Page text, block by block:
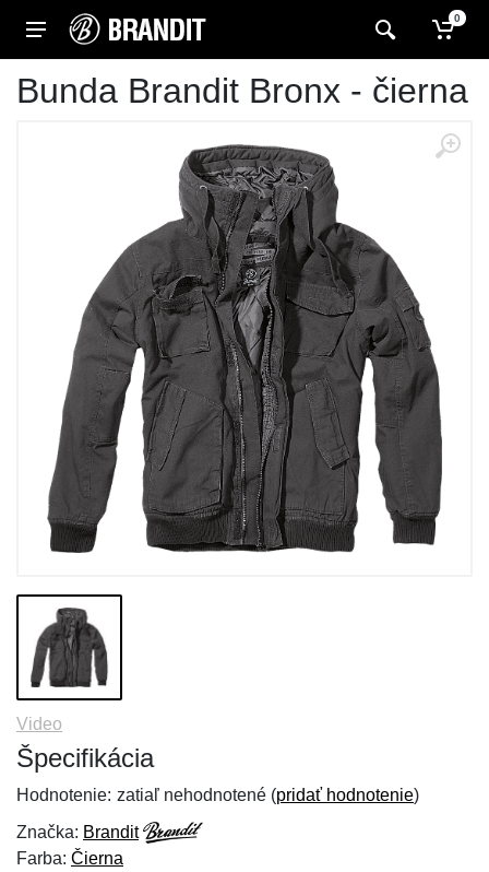
0
Bunda Brandit Bronx - čierna
Video
Špecifikácia
Hodnotenie: zatiaľ nehodnotené (pridať hodnotenie)
Značka: Brandit
Farba: Čierna